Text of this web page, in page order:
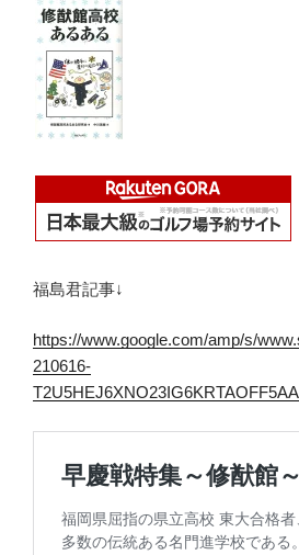
福島君記事↓
https://www.google.com/amp/s/
210616-